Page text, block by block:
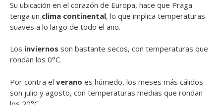
Su ubicación en el corazón de Europa, hace que Praga
tenga un clima continental, lo que implica temperaturas
suaves a lo largo de todo el año.
Los inviernos son bastante secos, con temperaturas que
rondan los 0°C.
Por contra el verano es húmedo, los meses más cálidos
son julio y agosto, con temperaturas medias que rondan